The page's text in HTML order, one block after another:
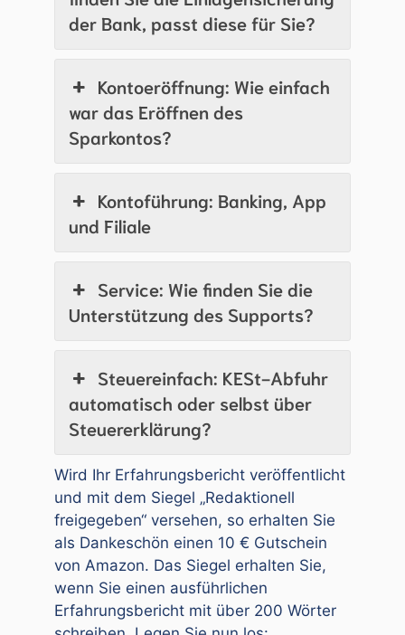
der Bank, passt diese für Sie?
Kontoeröffnung: Wie einfach
war das Eröffnen des
Sparkontos?
Kontoführung: Banking, App
und Filiale
Service: Wie finden Sie die
Unterstützung des Supports?
Steuereinfach: KESt-Abfuhr
automatisch oder selbst über
Steuererklärung?
Wird Ihr Erfahrungsbericht veröffentlicht
und mit dem Siegel „Redaktionell
freigegeben“ versehen, so erhalten Sie
als Dankeschön einen 10 € Gutschein
von Amazon. Das Siegel erhalten Sie,
wenn Sie einen ausführlichen
Erfahrungsbericht mit über 200 Wörter